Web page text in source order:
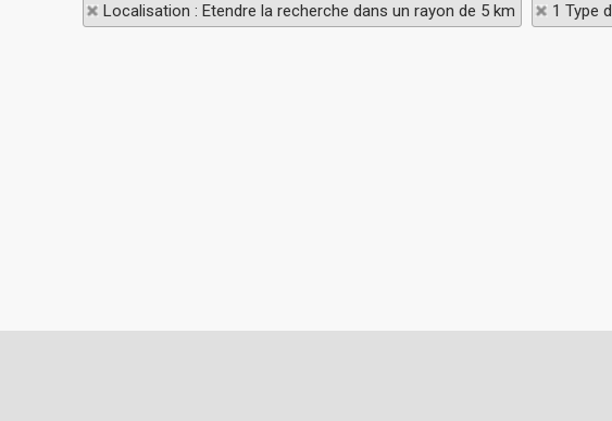
Localisation : Etendre la recherche dans un rayon de 5 km 1 Type